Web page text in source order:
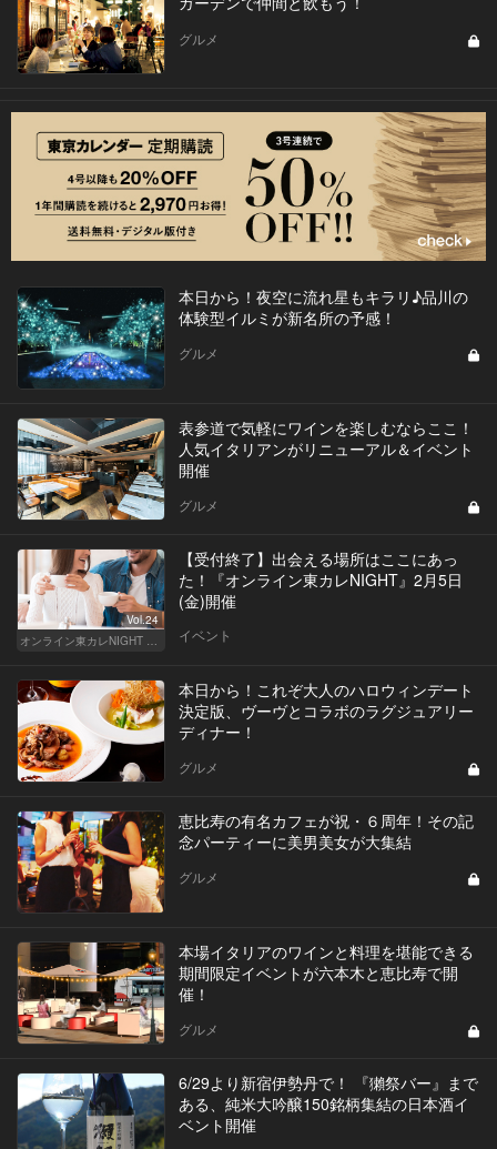
グルメ
本日から！夜空に流れ星もキラリ♪品川の
体験型イルミが新名所の予感！
グルメ
表参道で気軽にワインを楽しむならここ！
人気イタリアンがリニューアル＆イベント
開催
グルメ
Vol.24
オンライン東カレNIGHT イベント募集
【受付終了】出会える場所はここにあっ
た！『オンライン東カレNIGHT』2月5日
(金)開催
イベント
本日から！これぞ大人のハロウィンデート
決定版、ヴーヴとコラボのラグジュアリー
ディナー！
グルメ
恵比寿の有名カフェが祝・６周年！その記
念パーティーに美男美女が大集結
グルメ
本場イタリアのワインと料理を堪能できる
期間限定イベントが六本木と恵比寿で開
催！
グルメ
6/29より新宿伊勢丹で！ 『獺祭バー』まで
ある、純米大吟醸150銘柄集結の日本酒イ
ベント開催